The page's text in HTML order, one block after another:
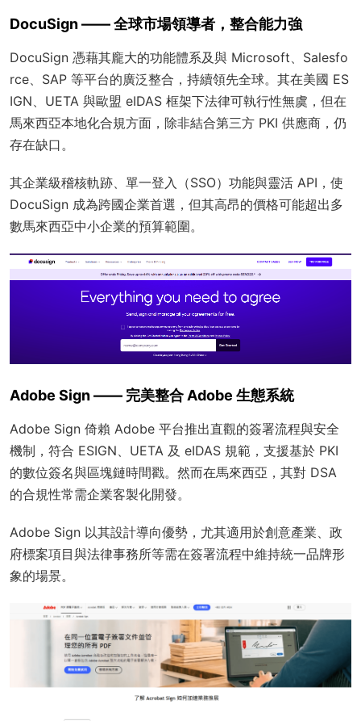
DocuSign —— 全球市場領導者，整合能力強
DocuSign 憑藉其龐大的功能體系及與 Microsoft、Salesfo
rce、SAP 等平台的廣泛整合，持續領先全球。其在美國 ES
IGN、UETA 與歐盟 eIDAS 框架下法律可執行性無虞，但在
馬來西亞本地化合規方面，除非結合第三方 PKI 供應商，仍
存在缺口。
其企業級稽核軌跡、單一登入（SSO）功能與靈活 API，使
DocuSign 成為跨國企業首選，但其高昂的價格可能超出多
數馬來西亞中小企業的預算範圍。
Adobe Sign —— 完美整合 Adobe 生態系統
Adobe Sign 倚賴 Adobe 平台推出直觀的簽署流程與安全
機制，符合 ESIGN、UETA 及 eIDAS 規範，支援基於 PKI
的數位簽名與區塊鏈時間戳。然而在馬來西亞，其對 DSA
的合規性常需企業客製化開發。
Adobe Sign 以其設計導向優勢，尤其適用於創意產業、政
府標案項目與法律事務所等需在簽署流程中維持統一品牌形
象的場景。